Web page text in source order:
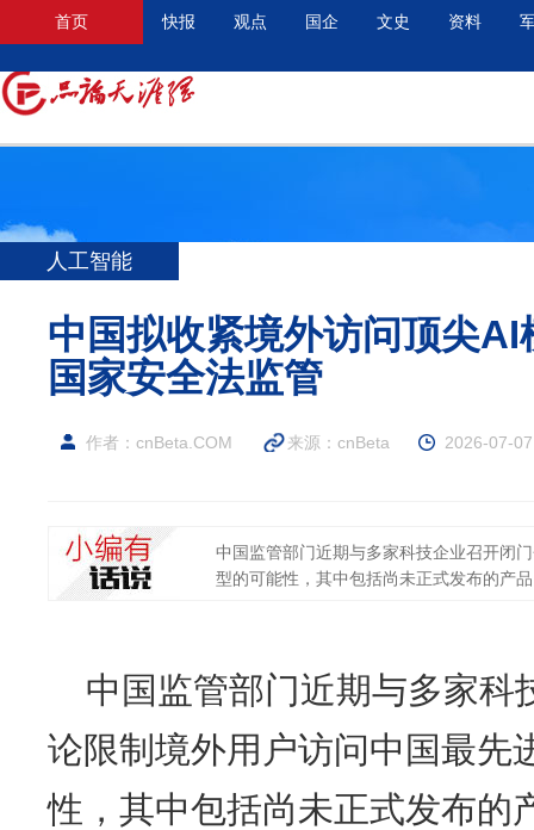
首页 快报 观点 国企 文史 资料
人工智能
中国拟收紧境外访问顶尖
国家安全法监管
作者：cnBeta.COM 来源：cnBeta 2026-07-
中国监管部门近期与多家科技企业召开闭
型的可能性，其中包括尚未正式发布的产
中国监管部门近期与多家科
论限制境外用户访问中国最先
性，其中包括尚未正式发布的